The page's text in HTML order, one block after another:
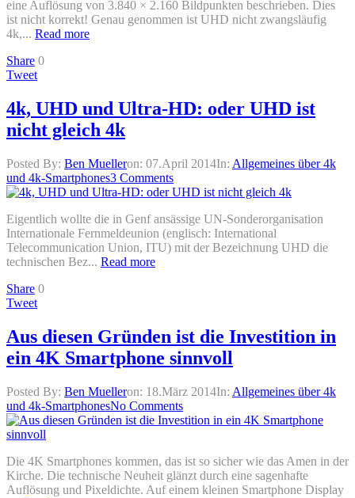
eine Auflösung von 3.840 × 2.160 Bildpunkten beschrieben. Dies
ist nicht korrekt! Genau genommen ist UHD nicht zwangsläufig
4k,... Read more
Share 0
Tweet
4k, UHD und Ultra-HD: oder UHD ist
nicht gleich 4k
Posted By: Ben Muelleron: 07.April 2014In: Allgemeines über 4k
und 4k-Smartphones3 Comments
Eigentlich wollte die in Genf ansässige UN-Sonderorganisation
Internationale Fernmeldeunion (englisch: International
Telecommunication Union, ITU) mit der Bezeichnung UHD die
technischen Bez... Read more
Share 0
Tweet
Aus diesen Gründen ist die Investition in
ein 4K Smartphone sinnvoll
Posted By: Ben Muelleron: 18.März 2014In: Allgemeines über 4k
und 4k-SmartphonesNo Comments
Die 4K Smartphones kommen, das ist so sicher wie das Amen in der
Kirche. Die technische Neuheit glänzt durch eine sagenhafte
Auflösung und Pixeldichte. Auf einem kleinen Smartphone Display